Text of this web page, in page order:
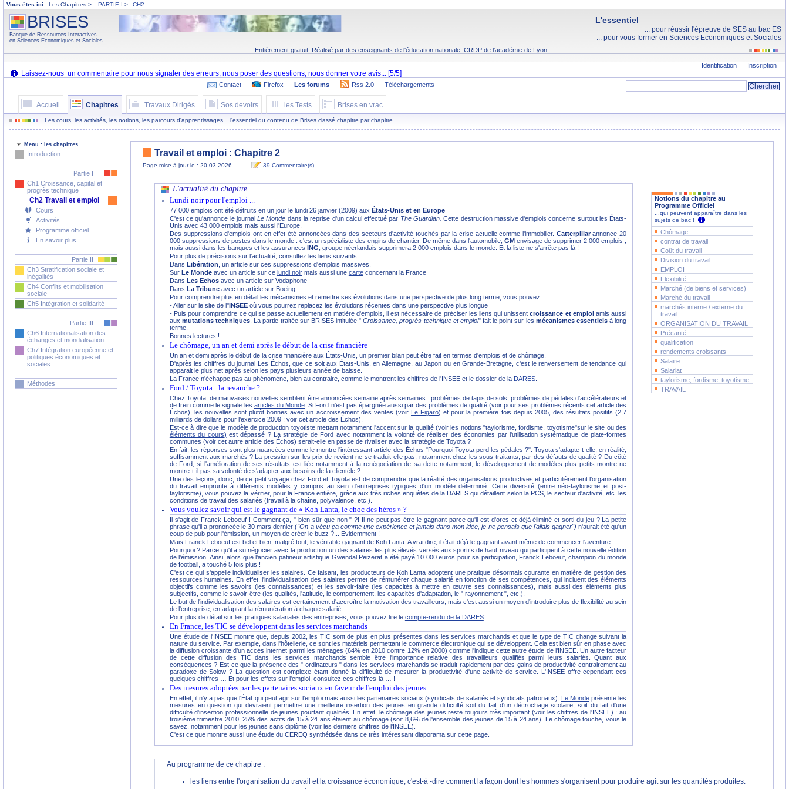
Vous êtes ici : Les Chapitres > PARTIE I > CH2
L'essentiel
... pour réussir l'épreuve de SES au bac ES
... pour vous former en Sciences Economiques et Sociales
BRISES
Banque de Ressources Interactives
en Sciences Economiques et Sociales
Entièrement gratuit. Réalisé par des enseignants de l'éducation nationale. CRDP de l'académie de Lyon.
Identification Inscription
Contact Firefox Les forums Rss 2.0 Téléchargements
Accueil Chapitres Travaux Dirigés Sos devoirs les Tests Brises en vrac
Les cours, les activités, les notions, les parcours d'apprentissages... l'essentiel du contenu de Brises classé chapitre par chapitre
Menu : les chapitres
Introduction
Partie I
Ch1 Croissance, capital et
progrès technique
Ch2 Travail et emploi
Cours
Activités
Programme officiel
En savoir plus
Partie II
Ch3 Stratification sociale et
inégalités
Ch4 Conflits et mobilisation
sociale
Ch5 Intégration et solidarité
Partie III
Ch6 Internationalisation des
échanges et mondialisation
Ch7 Intégration européenne et
politiques économiques et
sociales
Méthodes
Travail et emploi : Chapitre 2
Page mise à jour le : 20-03-2026 39 Commentaire(s)
Notions du chapitre au
Programme Officiel
...qui peuvent apparaître dans les
sujets de bac !
Chômage
contrat de travail
Coût du travail
Division du travail
EMPLOI
Flexibilité
Marché (de biens et services)
Marché du travail
marchés interne / externe du
travail
ORGANISATION DU TRAVAIL
Précarité
qualification
rendements croissants
Salaire
Salariat
taylorisme, fordisme, toyotisme
TRAVAIL
L'actualité du chapitre
Lundi noir pour l'emploi ...
77 000 emplois ont été détruits en un jour le lundi 26 janvier (2009) aux États-Unis et en Europe
C'est ce qu'annonce le journalLe Monde dans la reprise d'un calcul effectué par The Guardian.Cette destruction massive d'emplois concerne surtout les États-
Unis avec 43 000 emplois mais aussi l'Europe.
Des suppressions d'emplois ont en effet été annoncées dans des secteurs d'activité touchés par la crise actuelle comme l'immobilier. Catterpillarannonce 20
000 suppressions de postes dans le monde : c'est un spécialiste des engins de chantier. De même dans l'automobile,GM envisage de supprimer 2 000 emplois ;
mais aussi dans les banques et les assurances ING , groupe néerlandais supprimera 2 000 emplois dans le monde. Et la liste ne s'arrête pas là !
Pour plus de précisions sur l'actualité, consultez les liens suivants :
Dans Libération , un article sur ces suppressions d'emplois massives.
Sur Le Monde avec un article sur ce lundi noirmais aussi une carteconcernant la France
Dans Les Echosavec un article sur Vodaphone
Dans La Tribune avec un article sur Boeing
Pour comprendre plus en détail les mécanismes et remettre ses évolutions dans une perspective de plus long terme, vous pouvez :
- Aller sur le site de l''INSEEoù vous pourrez replacez les évolutions récentes dans une perspective plus longue
- Puis pour comprendre ce qui se passe actuellement en matière d'emplois, il est nécessaire de préciser les liens qui unissentcroissance et emploiamis aussi
aux mutations techniques . La partie traitée sur BRISES intitulée "Croissance, progrès technique et emploi" fait le point sur les mécanismes essentielsà long
terme.
Bonnes lectures !
Le chômage, un an et demi après le début de la crise financière
Un an et demi après le début de la crise financière aux États-Unis, un premier bilan peut être fait en termes d'emplois et de chômage.
D'après les chiffres du journal Les Échos, que ce soit aux États-Unis, en Allemagne, au Japon ou en Grande-Bretagne, c'est le renversement de tendance qui
apparait le plus net après selon les pays plusieurs année de baisse.
La France n'échappe pas au phénomène, bien au contraire, comme le montrent les chiffres de l'INSEE et le dossier de la DARES.
Ford / Toyota : la revanche ?
Chez Toyota, de mauvaises nouvelles semblent être annoncées semaine après semaines : problèmes de tapis de sols, problèmes de pédales d'accélérateurs et
de frein comme le signale les articles du Monde . Si Ford n'est pas épargnée aussi par des problèmes de qualité (voir pour ses problèmes récents cet article des
Échos), les nouvelles sont plutôt bonnes avec un accroissement des ventes (voir Le Figaro) et pour la première fois depuis 2005, des résultats positifs (2,7
milliards de dollars pour l'exercice 2009 : voir cet article des Échos).
Est-ce à dire que le modèle de production toyotiste mettant notamment l'accent sur la qualité (voir les notions "taylorisme, fordisme, toyotisme"sur le site ou des
éléments du cours) est dépassé ? La stratégie de Ford avec notamment la volonté de réaliser des économies par l'utilisation systématique de plate-formes
communes (voir cet autre article des Échos) serait-elle en passe de rivaliser avec la stratégie de Toyota ?
En fait, les réponses sont plus nuancées comme le montre l'intéressant article des Échos "Pourquoi Toyota perd les pédales ?". Toyota s'adapte-t-elle, en réalité,
suffisamment aux marchés ? La pression sur les prix de revient ne se traduit-elle pas, notamment chez les sous-traitants, par des défauts de qualité ? Du côté
de Ford, si l'amélioration de ses résultats est liée notamment à la renégociation de sa dette notamment, le développement de modèles plus petits montre ne
montre-t-il pas sa volonté de s'adapter aux besoins de la clientèle ?
Une des leçons, donc, de ce petit voyage chez Ford et Toyota est de comprendre que la réalité des organisations productives et particulièrement l'organisation
du travail emprunte à différents modèles y compris au sein d'entreprises typiques d'un modèle déterminé. Cette diversité (entre néo-taylorisme et post-
taylorisme), vous pouvez la vérifier, pour la France entière, grâce aux très riches enquêtes de la DARES qui détaillent selon la PCS, le secteur d'activité, etc. les
conditions de travail des salariés (travail à la chaîne, polyvalence, etc.).
Vous voulez savoir qui est le gagnant de « Koh Lanta, le choc des héros » ?
Il s'agit de Franck Leboeuf ! Comment ça, " bien sûr que non " ?! Il ne peut pas être le gagnant parce qu'il est d'ores et déjà éliminé et sorti du jeu ? La petite
phrase qu'il a prononcée le 30 mars dernier ("On a vécu ça comme une expérience et jamais dans mon idée, je ne pensais que j'allais gagner") n'aurait été qu'un
coup de pub pour l'émission, un moyen de créer le buzz ?... Evidemment !
Mais Franck Leboeuf est bel et bien, malgré tout, le véritable gagnant de Koh Lanta. A vrai dire, il était déjà le gagnant avant même de commencer l'aventure…
Pourquoi ? Parce qu'il a su négocier avec la production un des salaires les plus élevés versés aux sportifs de haut niveau qui participent à cette nouvelle édition
de l'émission. Ainsi, alors que l'ancien patineur artistique Gwendal Peizerat a été payé 10 000 euros pour sa participation, Franck Leboeuf, champion du monde
de football, a touché 5 fois plus !
C'est ce qui s'appelle individualiser les salaires. Ce faisant, les producteurs de Koh Lanta adoptent une pratique désormais courante en matière de gestion des
ressources humaines. En effet, l'individualisation des salaires permet de rémunérer chaque salarié en fonction de ses compétences, qui incluent des éléments
objectifs comme les savoirs (les connaissances) et les savoir-faire (les capacités à mettre en œuvre ses connaissances), mais aussi des éléments plus
subjectifs, comme le savoir-être (les qualités, l'attitude, le comportement, les capacités d'adaptation, le " rayonnement ", etc.).
Le but de l'individualisation des salaires est certainement d'accroître la motivation des travailleurs, mais c'est aussi un moyen d'introduire plus de flexibilité au sein
de l'entreprise, en adaptant la rémunération à chaque salarié.
Pour plus de détail sur les pratiques salariales des entreprises, vous pouvez lire le compte-rendu de la DARES.
En France, les TIC se développent dans les services marchands
Une étude de l'INSEE montre que, depuis 2002, les TIC sont de plus en plus présentes dans les services marchands et que le type de TIC change suivant la
nature du service. Par exemple, dans l'hôtellerie, ce sont les matériels permettant le commerce électronique qui se développent. Cela est bien sûr en phase avec
la diffusion croissante d'un accès internet parmi les ménages (64% en 2010 contre 12% en 2000) comme l'indique cette autre étude de l'INSEE. Un autre facteur
de cette diffusion des TIC dans les services marchands semble être l'importance relative des travailleurs qualifiés parmi leurs salariés. Quant aux
conséquences ? Est-ce que la présence des " ordinateurs " dans les services marchands se traduit rapidement par des gains de productivité contrairement au
paradoxe de Solow ? La question est complexe étant donné la difficulté de mesurer la productivité d'une activité de service. L'INSEE offre cependant ces
quelques chiffres … Et pour les effets sur l'emploi, consultez ces chiffres-là … !
Des mesures adoptées par les partenaires sociaux en faveur de l'emploi des jeunes
En effet, il n'y a pas que l'État qui peut agir sur l'emploi mais aussi les partenaires sociaux (syndicats de salariés et syndicats patronaux). Le Mondeprésente les
mesures en question qui devraient permettre une meilleure insertion des jeunes en grande difficulté soit du fait d'un décrochage scolaire, soit du fait d'une
difficulté d'insertion professionnelle de jeunes pourtant qualifiés. En effet, le chômage des jeunes reste toujours très important (voir les chiffres de l'INSEE) : au
troisième trimestre 2010, 25% des actifs de 15 à 24 ans étaient au chômage (soit 8,6% de l'ensemble des jeunes de 15 à 24 ans). Le chômage touche, vous le
savez, notamment pour les jeunes sans diplôme (voir les derniers chiffres de l'INSEE).
C'est ce que montre aussi une étude du CEREQ synthétisée dans ce très intéressant diaporama sur cette page.
Au programme de ce chapitre :
les liens entre l'organisation du travail et la croissance économique, c'est-à -dire comment la façon dont les hommes s'organisent pour produire agit sur les quantités produites.